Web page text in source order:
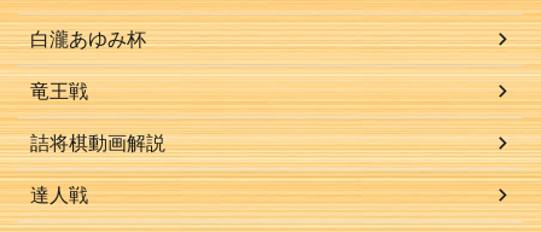
白瀧あゆみ杯
竜王戦
詰将棋動画解説
達人戦